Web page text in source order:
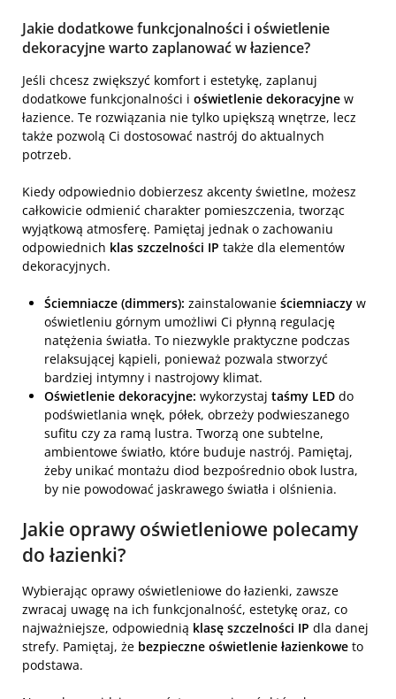
Jakie dodatkowe funkcjonalności i oświetlenie
dekoracyjne warto zaplanować w łazience?
Jeśli chcesz zwiększyć komfort i estetykę, zaplanuj
dodatkowe funkcjonalności i oświetlenie dekoracyjne w
łazience. Te rozwiązania nie tylko upiększą wnętrze, lecz
także pozwolą Ci dostosować nastrój do aktualnych
potrzeb.
Kiedy odpowiednio dobierzesz akcenty świetlne, możesz
całkowicie odmienić charakter pomieszczenia, tworząc
wyjątkową atmosferę. Pamiętaj jednak o zachowaniu
odpowiednich klas szczelności IP także dla elementów
dekoracyjnych.
Ściemniacze (dimmers): zainstalowanie ściemniaczy w
oświetleniu górnym umożliwi Ci płynną regulację
natężenia światła. To niezwykle praktyczne podczas
relaksującej kąpieli, ponieważ pozwala stworzyć
bardziej intymny i nastrojowy klimat.
Oświetlenie dekoracyjne: wykorzystaj taśmy LED do
podświetlania wnęk, półek, obrzeży podwieszanego
sufitu czy za ramą lustra. Tworzą one subtelne,
ambientowe światło, które buduje nastrój. Pamiętaj,
żeby unikać montażu diod bezpośrednio obok lustra,
by nie powodować jaskrawego światła i olśnienia.
Jakie oprawy oświetleniowe polecamy
do łazienki?
Wybierając oprawy oświetleniowe do łazienki, zawsze
zwracaj uwagę na ich funkcjonalność, estetykę oraz, co
najważniejsze, odpowiednią klasę szczelności IP dla danej
strefy. Pamiętaj, że bezpieczne oświetlenie łazienkowe to
podstawa.